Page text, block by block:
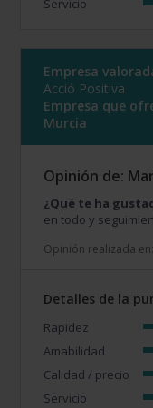
Servicio
Empresa
Acció Positiva
Empresa que
Murcia
Opinión de:
¿Qué te ha
en todo y
Opinión realizada
Detalles de la
Rapidez
Amabilidad
Calidad / precio
Servicio